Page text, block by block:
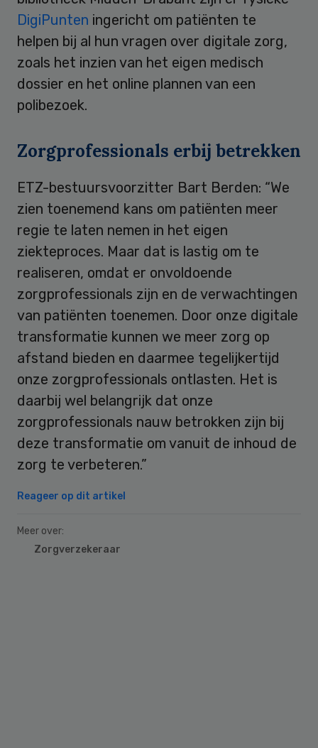
DigiPunten ingericht om patiënten te
helpen bij al hun vragen over digitale zorg,
zoals het inzien van het eigen medisch
dossier en het online plannen van een
polibezoek.
Zorgprofessionals erbij betrekken
ETZ-bestuursvoorzitter Bart Berden: “We
zien toenemend kans om patiënten meer
regie te laten nemen in het eigen
ziekteproces. Maar dat is lastig om te
realiseren, omdat er onvoldoende
zorgprofessionals zijn en de verwachtingen
van patiënten toenemen. Door onze digitale
transformatie kunnen we meer zorg op
afstand bieden en daarmee tegelijkertijd
onze zorgprofessionals ontlasten. Het is
daarbij wel belangrijk dat onze
zorgprofessionals nauw betrokken zijn bij
deze transformatie om vanuit de inhoud de
zorg te verbeteren.”
Reageer op dit artikel
Meer over:
Zorgverzekeraar